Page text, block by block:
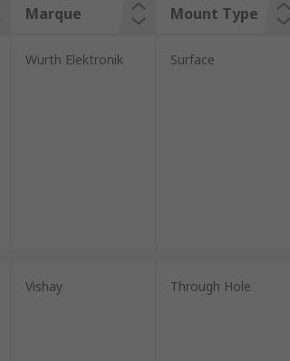
Marque Mount Type
Wurth Elektronik Surface
Vishay Through Hole